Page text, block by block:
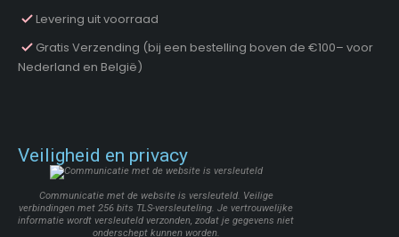
Levering uit voorraad
Gratis Verzending (bij een bestelling boven de €100– voor
Nederland en België)
Veiligheid en privacy
Communicatie met de website is versleuteld. Veilige
verbindingen met 256 bits TLS-versleuteling. Je vertrouwelijke
informatie wordt versleuteld verzonden, zodat je gegevens niet
onderschept kunnen worden.